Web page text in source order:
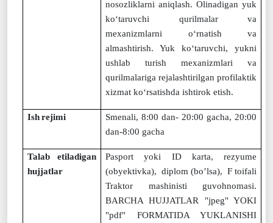
nosozliklarni aniqlash. Olinadigan yuk
ko‘taruvchi qurilmalar va
mexanizmlarni o‘rnatish va
almashtirish. Yuk ko‘taruvchi, yukni
ushlab turish mexanizmlari va
qurilmalariga rejalashtirilgan profilaktik
xizmat ko‘rsatishda ishtirok etish.
Ishrejimi
Smenali, 8:00 dan- 20:00 gacha, 20:00
dan-8:00 gacha
Talab etiladigan
hujjatlar
Pasport yoki ID karta, rezyume
(obyektivka), diplom (bo’lsa), F toifali
Traktor mashinisti guvohnomasi.
BARCHA HUJJATLAR "jpeg" YOKI
"pdf" FORMATIDA YUKLANISHI